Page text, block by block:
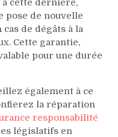
à cette dernière,
pose de nouvelle
de dégâts à la
Cette garantie,
pour une durée
également à ce
la réparation
responsabilité
législatifs en